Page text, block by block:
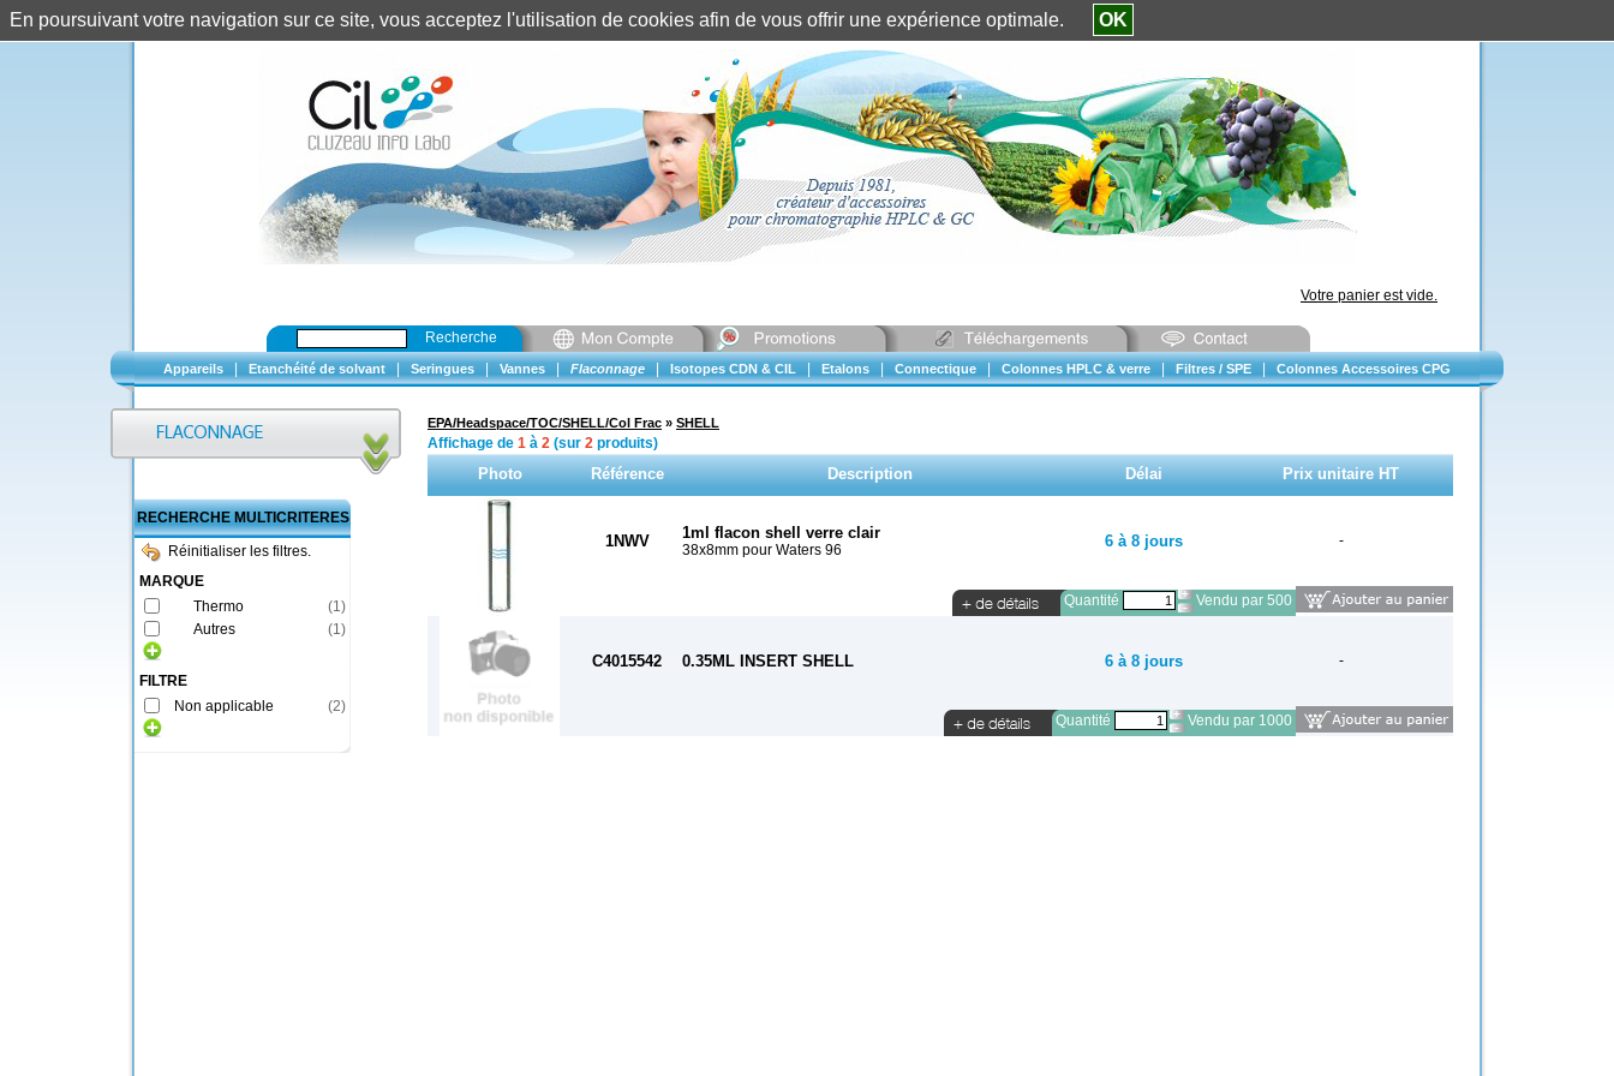
Identification client ||Mon compte
Votre panier est vide.
Recherche
Appareils Etanchéité de solvant Seringues Vannes Flaconnage Isotopes CDN & CIL Etalons Connectique Colonnes HPLC & verre Filtres / SPE Colonnes Accessoires CPG
RECHERCHE MULTICRITERES
Réinitialiser les filtres.
MARQUE
Thermo
(1)
Autres
(1)
FILTRE
Non applicable
(2)
EPA/Headspace/TOC/SHELL/Col Frac » SHELL
Affichage de 1 à 2 (sur 2 produits)
Photo Référence Description Délai Prix unitaire HT
1NWV 1ml flacon shell verre clair
38x8mm pour Waters 96 6 à 8 jours -
Quantité Vendu par 500
C4015542 0.35ML INSERT SHELL 6 à 8 jours -
Quantité Vendu par 1000
En poursuivant votre navigation sur ce site, vous acceptez l'utilisation de cookies afin de vous offrir une expérience optimale. OK